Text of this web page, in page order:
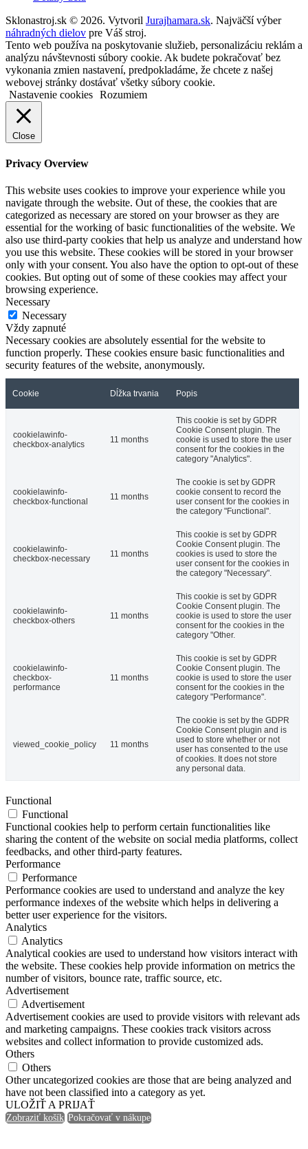
Sklonastroj.sk © 2026. Vytvoril Jurajhamara.sk. Najväčší výber
náhradných dielov pre Váš stroj.
Tento web používa na poskytovanie služieb, personalizáciu reklám a
analýzu návštevnosti súbory cookie. Ak budete pokračovať bez
vykonania zmien nastavení, predpokladáme, že chcete z našej
webovej stránky dostávať všetky súbory cookie.
Nastavenie cookies Rozumiem
Close
Privacy Overview
This website uses cookies to improve your experience while you
navigate through the website. Out of these, the cookies that are
categorized as necessary are stored on your browser as they are
essential for the working of basic functionalities of the website. We
also use third-party cookies that help us analyze and understand how
you use this website. These cookies will be stored in your browser
only with your consent. You also have the option to opt-out of these
cookies. But opting out of some of these cookies may affect your
browsing experience.
Necessary
Necessary
Vždy zapnuté
Necessary cookies are absolutely essential for the website to
function properly. These cookies ensure basic functionalities and
security features of the website, anonymously.
Cookie Dĺžka trvania Popis
cookielawinfo-
checkbox-analytics
11 months
This cookie is set by GDPR
Cookie Consent plugin. The
cookie is used to store the user
consent for the cookies in the
category "Analytics".
cookielawinfo-
checkbox-functional
11 months
The cookie is set by GDPR
cookie consent to record the
user consent for the cookies in
the category "Functional".
cookielawinfo-
checkbox-necessary
11 months
This cookie is set by GDPR
Cookie Consent plugin. The
cookies is used to store the
user consent for the cookies in
the category "Necessary".
cookielawinfo-
checkbox-others
11 months
This cookie is set by GDPR
Cookie Consent plugin. The
cookie is used to store the user
consent for the cookies in the
category "Other.
cookielawinfo-
checkbox-
performance
11 months
This cookie is set by GDPR
Cookie Consent plugin. The
cookie is used to store the user
consent for the cookies in the
category "Performance".
viewed_cookie_policy 11 months
The cookie is set by the GDPR
Cookie Consent plugin and is
used to store whether or not
user has consented to the use
of cookies. It does not store
any personal data.
Functional
Functional
Functional cookies help to perform certain functionalities like
sharing the content of the website on social media platforms, collect
feedbacks, and other third-party features.
Performance
Performance
Performance cookies are used to understand and analyze the key
performance indexes of the website which helps in delivering a
better user experience for the visitors.
Analytics
Analytics
Analytical cookies are used to understand how visitors interact with
the website. These cookies help provide information on metrics the
number of visitors, bounce rate, traffic source, etc.
Advertisement
Advertisement
Advertisement cookies are used to provide visitors with relevant ads
and marketing campaigns. These cookies track visitors across
websites and collect information to provide customized ads.
Others
Others
Other uncategorized cookies are those that are being analyzed and
have not been classified into a category as yet.
ULOŽIŤ A PRIJAŤ
Zobraziť košík Pokračovať v nákupe